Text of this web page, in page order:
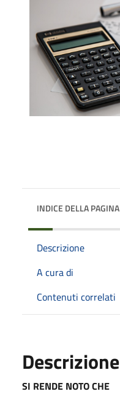
INDICE DELLA PAGINA
Descrizione
A cura di
Contenuti correlati
Descrizione
SI RENDE NOTO CHE